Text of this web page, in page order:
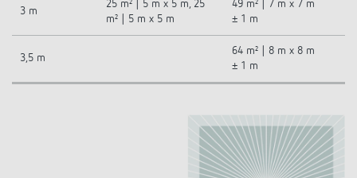
3 m
25 m² | 5 m x 5 m, 25
m² | 5 m x 5 m
49 m² | 7 m x 7 m
± 1 m
3,5 m
64 m² | 8 m x 8 m
± 1 m